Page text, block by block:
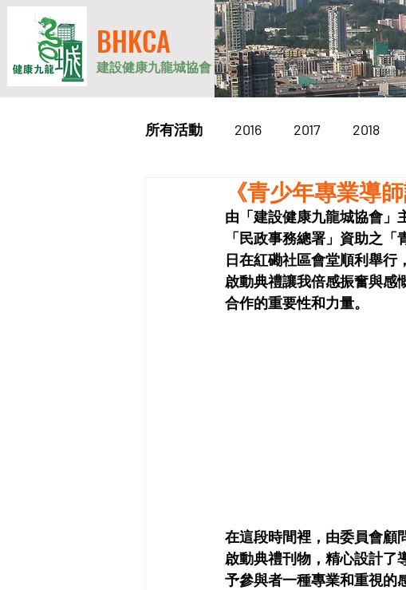
BHKCA
建設健康九龍城協會
所有活動 2016 2017 2018
《青少年專業導
由「建設健康九龍城協會」
「民政事務總署」資助之
日在紅磡社區會堂順利舉行
啟動典禮讓我倍感振奮與感
合作的重要性和力量。
在這段時間裡，由委員會顧
啟動典禮刊物，精心設計了
予參與者一種專業和重視的